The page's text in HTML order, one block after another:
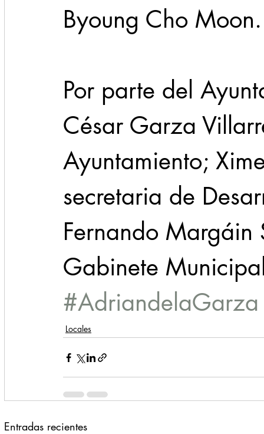
Byoung Cho Moon.
Por parte del
César Garza
Ayuntamiento;
secretaria de
Fernando
Gabinete
#AdriandelaGarza
Locales
Entradas recientes